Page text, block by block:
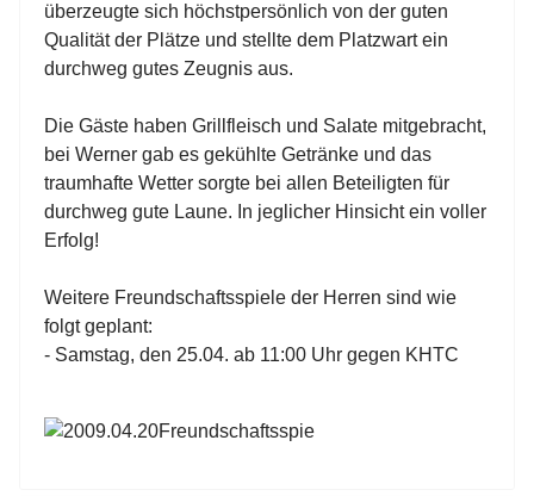
überzeugte sich höchstpersönlich von der guten
Qualität der Plätze und stellte dem Platzwart ein
durchweg gutes Zeugnis aus.
Die Gäste haben Grillfleisch und Salate mitgebracht,
bei Werner gab es gekühlte Getränke und das
traumhafte Wetter sorgte bei allen Beteiligten für
durchweg gute Laune. In jeglicher Hinsicht ein voller
Erfolg!
Weitere Freundschaftsspiele der Herren sind wie
folgt geplant:
- Samstag, den 25.04. ab 11:00 Uhr gegen KHTC